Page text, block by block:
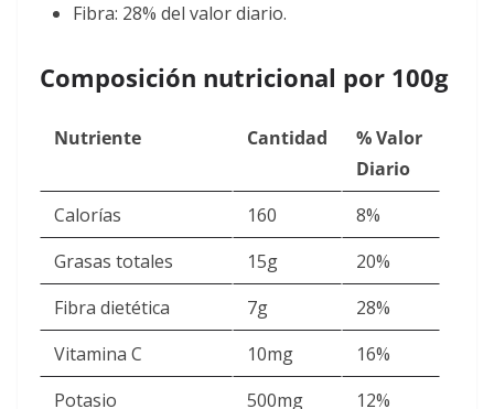
Fibra: 28% del valor diario.
Composición nutricional por 100g
Nutriente Cantidad
% Valor
Diario
Calorías
160
8%
Grasas totales
15g
20%
Fibra dietética
7g
28%
Vitamina C
10mg
16%
Potasio
500mg
12%